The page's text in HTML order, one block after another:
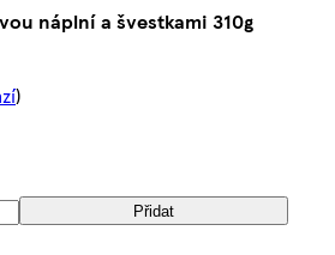
náplní a švestkami 310g
)
Přidat